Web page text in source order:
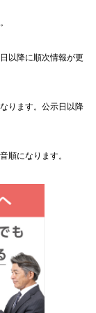
以降に順次情報が更
ります。公示日以降
順になります。